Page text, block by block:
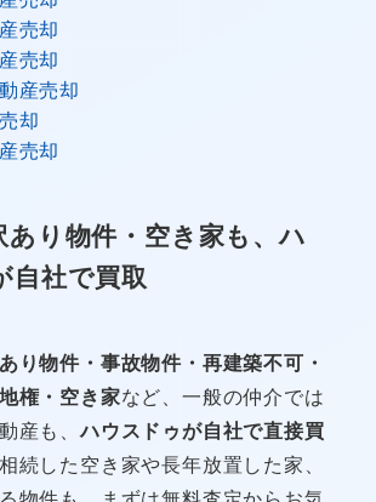
売却
売却
産売却
却
売却
あり物件・空き家も、ハ
自社で買取
り物件・事故物件・再建築不可・
権・空き家など、一般の仲介では
産も、ハウスドゥが自社で直接買
続した空き家や長年放置した家、